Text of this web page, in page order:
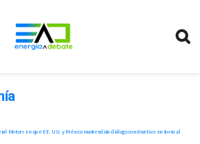
Motors en que EE. UU. y México mantendrán diálogo constructivo en torno al